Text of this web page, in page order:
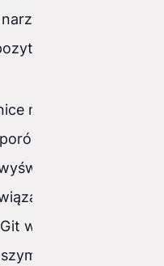
czy konsoli,
między wersjami
zmiany,
historii
z
w VSCode
kodem i